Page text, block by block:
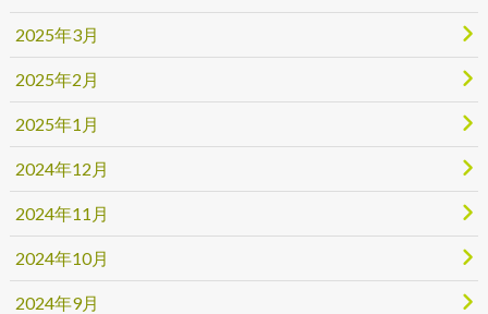
2025年3月
2025年2月
2025年1月
2024年12月
2024年11月
2024年10月
2024年9月